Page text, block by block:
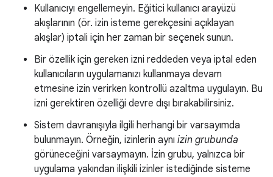
Kullanıcıyı engellemeyin. Eğitici kullanıcı arayüzü
akışlarının (ör. izin isteme gerekçesini açıklayan
akışlar) iptali için her zaman bir seçenek sunun.
Bir özellik için gereken izni reddeden veya iptal eden
kullanıcıların uygulamanızı kullanmaya devam
etmesine izin verirken kontrollü azaltma uygulayın. Bu
izni gerektiren özelliği devre dışı bırakabilirsiniz.
Sistem davranışıyla ilgili herhangi bir varsayımda
bulunmayın. Örneğin, izinlerin aynı izin grubunda
görüneceğini varsaymayın. İzin grubu, yalnızca bir
uygulama yakından ilişkili izinler istediğinde sisteme